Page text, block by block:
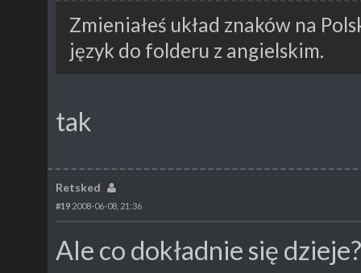
Zmieniałeś układ znaków na
język do folderu z angielskim.
tak
Retsked
#19 2008-06-08, 21:36
Ale co dokładnie się dzieje?